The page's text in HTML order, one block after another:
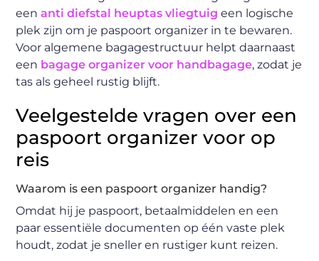
eenanti diefstal heuptas vliegtuig een logische
plek zijn om je paspoort organizer in te bewaren.
Voor algemene bagagestructuur helpt daarnaast
een bagage organizer voor handbagage, zodat je
tas als geheel rustig blijft.
Veelgestelde vragen over een
paspoort organizer voor op
reis
Waarom is een paspoort organizer handig?
Omdat hij je paspoort, betaalmiddelen en een
paar essentiële documenten op één vaste plek
houdt, zodat je sneller en rustiger kunt reizen.